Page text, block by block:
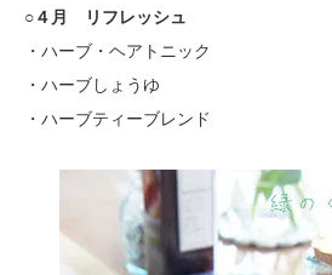
○４月 リフレッシュ
・ハーブ・ヘアトニック
・ハーブしょうゆ
・ハーブティーブレンド